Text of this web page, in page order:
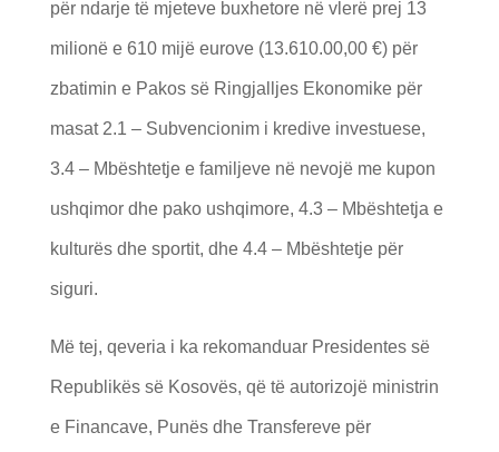
për ndarje të mjeteve buxhetore në vlerë prej 13
milionë e 610 mijë eurove (13.610.00,00 €) për
zbatimin e Pakos së Ringjalljes Ekonomike për
masat 2.1 – Subvencionim i kredive investuese,
3.4 – Mbështetje e familjeve në nevojë me kupon
ushqimor dhe pako ushqimore, 4.3 – Mbështetja e
kulturës dhe sportit, dhe 4.4 – Mbështetje për
siguri.
Më tej, qeveria i ka rekomanduar Presidentes së
Republikës së Kosovës, që të autorizojë ministrin
e Financave, Punës dhe Transfereve për